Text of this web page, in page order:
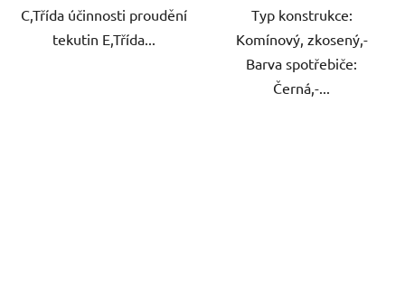
C,Třída účinnosti proudění
tekutin E,Třída...
Typ konstrukce:
Komínový, zkosený,-
Barva spotřebiče:
Černá,-...